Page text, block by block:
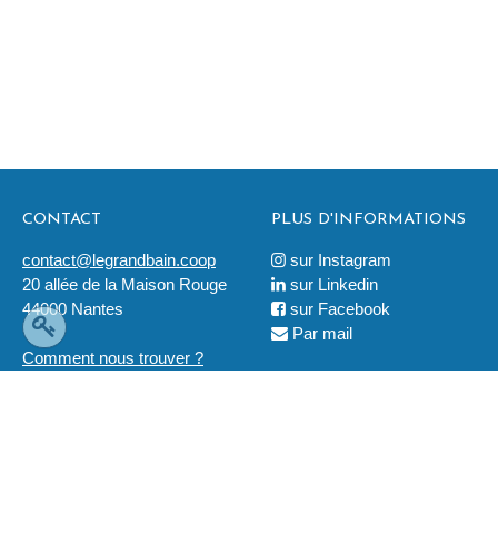
CONTACT
contact@legrandbain.coop
20 allée de la Maison Rouge
44000 Nantes
Comment nous trouver ?
PLUS D'INFORMATIONS
 sur Instagram
 sur Linkedin
 sur Facebook
 Par mail